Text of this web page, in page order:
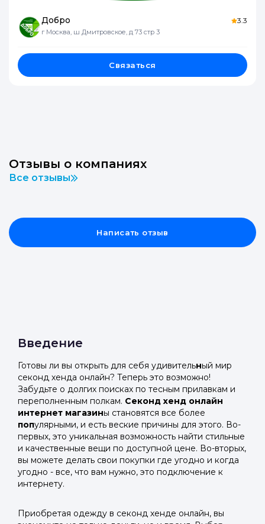
Добро
г Москва, ш Дмитровское, д 73 стр 3
3.3
Связаться
Отзывы о компаниях
Все отзывы
Написать отзыв
Введение
Готовы ли вы открыть для себя удивительный мир
секонд хенда онлайн? Теперь это возможно!
Забудьте о долгих поисках по тесным прилавкам и
переполненным полкам. Секонд хенд онлайн
интернет магазины становятся все более
популярными, и есть веские причины для этого. Во-
первых, это уникальная возможность найти стильные
и качественные вещи по доступной цене. Во-вторых,
вы можете делать свои покупки где угодно и когда
угодно - все, что вам нужно, это подключение к
интернету.
Приобретая одежду в секонд хенде онлайн, вы